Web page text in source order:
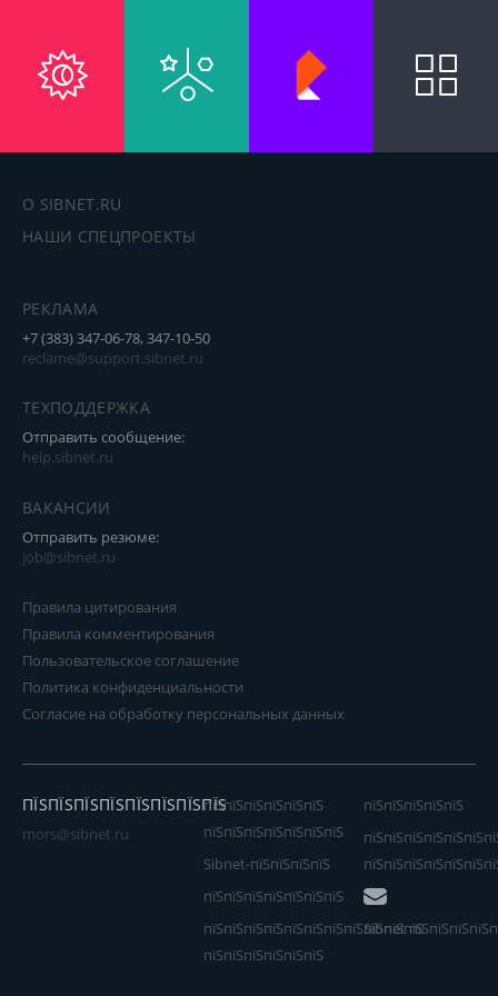
О SIBNET.RU
НАШИ СПЕЦПРОЕКТЫ
РЕКЛАМА
+7 (383) 347-06-78, 347-10-50
reclame@support.sibnet.ru
ТЕХПОДДЕРЖКА
Отправить сообщение:
help.sibnet.ru
ВАКАНСИИ
Отправить резюме:
job@sibnet.ru
Правила цитирования
Правила комментирования
Пользовательское соглашение
Политика конфиденциальности
Согласие на обработку персональных данных
ПЇЅПЇЅПЇЅПЇЅПЇЅПЇЅПЇЅПЇЅ
mors@sibnet.ru
пїЅпїЅпїЅпїЅпїЅпїЅ
пїЅпїЅпїЅпїЅпїЅпїЅпїЅ
Sibnet-пїЅпїЅпїЅпїЅ
пїЅпїЅпїЅпїЅпїЅ
пїЅпїЅпїЅпїЅпїЅпїЅпїЅ
пїЅпїЅпїЅпїЅпїЅпїЅпїЅпїЅпїЅпїЅпїЅ
пїЅпїЅпїЅпїЅпїЅпїЅ
Sibnet